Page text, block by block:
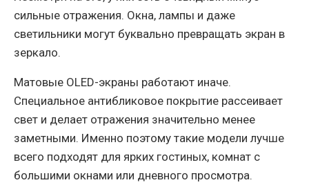
сильные отражения. Окна, лампы и даже
светильники могут буквально превращать экран в
зеркало.
Матовые OLED-экраны работают иначе.
Специальное антибликовое покрытие рассеивает
свет и делает отражения значительно менее
заметными. Именно поэтому такие модели лучше
всего подходят для ярких гостиных, комнат с
большими окнами или дневного просмотра.